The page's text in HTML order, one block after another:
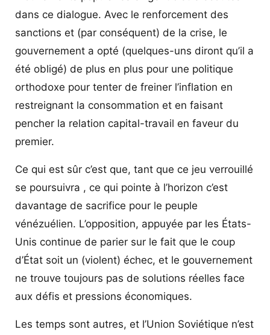
dans ce dialogue. Avec le renforcement des
sanctions et (par conséquent) de la crise, le
gouvernement a opté (quelques-uns diront qu’il a
été obligé) de plus en plus pour une politique
orthodoxe pour tenter de freiner l’inflation en
restreignant la consommation et en faisant
pencher la relation capital-travail en faveur du
premier.
Ce qui est sûr c’est que, tant que ce jeu verrouillé
se poursuivra , ce qui pointe à l’horizon c’est
davantage de sacrifice pour le peuple
vénézuélien. L’opposition, appuyée par les États-
Unis continue de parier sur le fait que le coup
d’État soit un (violent) échec, et le gouvernement
ne trouve toujours pas de solutions réelles face
aux défis et pressions économiques.
Les temps sont autres, et l’Union Soviétique n’est